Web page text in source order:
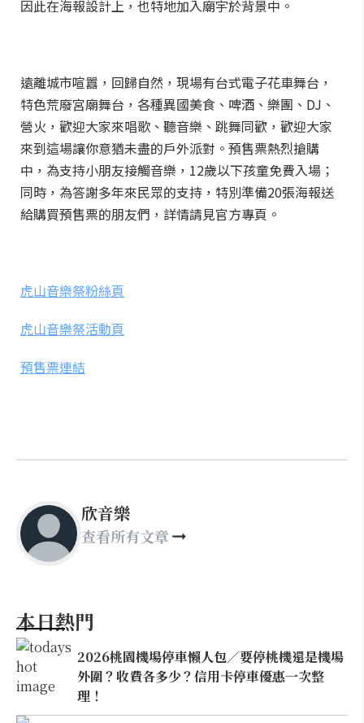
因此在海報設計上，也特地加入廟宇於背景中。
遠離城市喧囂，回歸自然，現場有台式電子花車舞台，
特色荒廢宮廟舞台，各種異國美食、啤酒、樂團、DJ、
營火，歡迎大家來唱歌、聽音樂、跳舞同歡，歡迎大家
來到這場讓你意猶未盡的戶外派對。預售票熱烈搶購
中，為支持小朋友接觸音樂，12歲以下孩童免費入場；
同時，為答謝多年來民眾的支持，特別準備20張海報送
給購買預售票的朋友們，詳情請見官方專頁。
虎山音樂祭粉絲頁
虎山音樂祭活動頁
預售票連結
欣音樂
查看所有文章
本日熱門
2026桃園機場停車懶人包／要停桃機還是機場
外圍？收費各多少？信用卡停車優惠一次整
理！